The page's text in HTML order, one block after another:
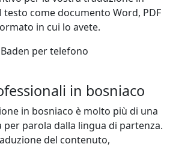
testo come documento Word, PDF
in cui lo avete.
per telefono
in bosniaco
in bosniaco è molto più di una
parola dalla lingua di partenza.
del contenuto,